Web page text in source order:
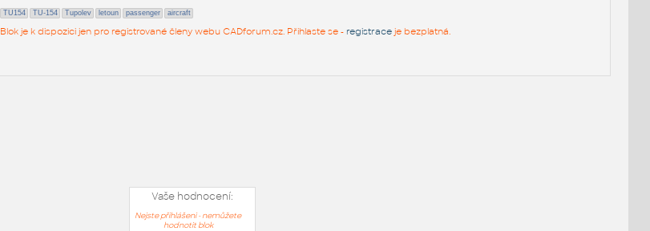
TU154 TU-154 Tupolev letoun passenger aircraft
Blok je k dispozici jen pro registrované členy webu CADforum.cz. Přihlaste se - registraceje bezplatná.
Vaše hodnocení:
Nejste přihlášeni - nemůžete
hodnotit blok